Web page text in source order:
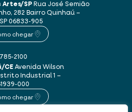
Artes/SPRua José Semião
282 Bairro Quinhaú –
06833-905
chegar
2100
CEAvenida Wilson
Industrial 1 –
000
chegar